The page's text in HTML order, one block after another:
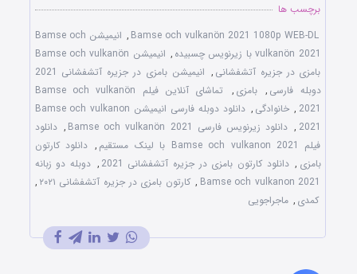
برچسب ها
Bamse och vulkanön 2021 1080p WEB-DL
,
انیمیشن Bamse och
vulkanön 2021 با زیرنویس چسبیده
,
انیمیشن Bamse och vulkanön
بامزی در جزیره آتشفشانی ,
انیمیشن بامزی در جزیره آتشفشانی 2021
دوبله فارسی , بامزی ,
تماشای آنلاین فیلم Bamse och vulkanön
2021
, خانوادگی ,
دانلود دوبله فارسی انیمیشن Bamse och vulkanon
2021
, دانلود زیرنویس فارسی Bamse och vulkanön 2021 , دانلود
فیلم Bamse och vulkanon 2021 با لینک مستقیم
, دانلود کارتون
بامزی , دانلود کارتون بامزی در جزیره آتشفشانی 2021 , دوبله دو زبانه
Bamse och vulkanon 2021
, کارتون بامزی در جزیره آتشفشانی ۲۰۲۱
,
کمدی , ماجراجویی